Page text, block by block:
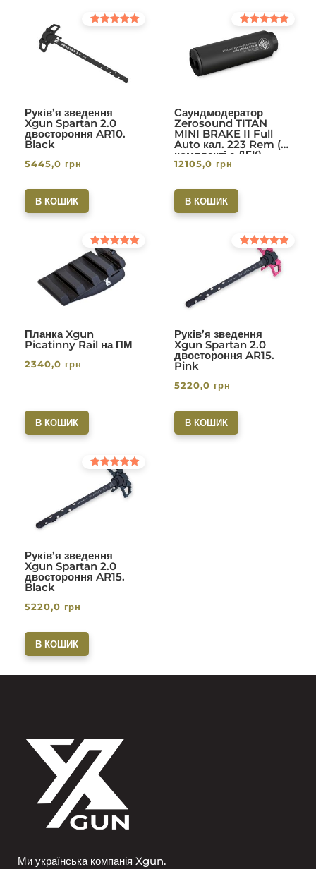
Руків’я зведення
Xgun Spartan 2.0
двостороння AR10.
Black
5445,0 грн
В КОШИК
Саундмодератор
Zerosound TITAN
MINI BRAKE II Full
Auto кал. 223 Rem (в
комплекті с ДГК)
різьба 1/2-28. Вlack
Оцінено в
5.00
з 5
12105,0 грн
В КОШИК
Планка Xgun
Picatinny Rail на ПМ
Оцінено в
5.00
з 5
2340,0 грн
В КОШИК
Руків’я зведення
Xgun Spartan 2.0
двостороння AR15.
Pink
Оцінено в
з 5
5220,0 грн
В КОШИК
Руків’я зведення
Xgun Spartan 2.0
двостороння AR15.
Black
Оцінено в
з 5
5220,0 грн
В КОШИК
Ми українська компанія Xgun.